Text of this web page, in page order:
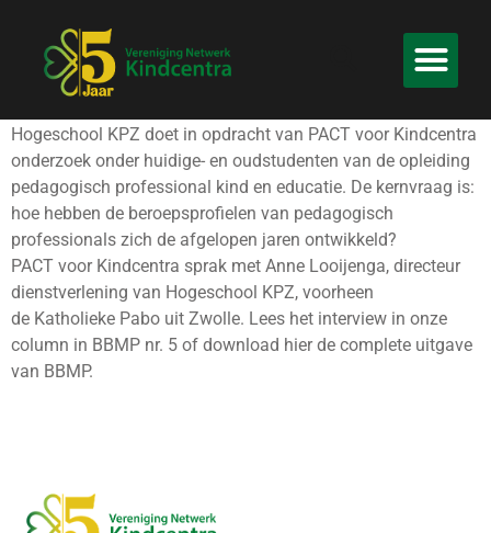
Hogeschool KPZ doet in opdracht van PACT voor Kindcentra
onderzoek onder huidige- en oudstudenten van de opleiding
pedagogisch professional kind en educatie. De kernvraag is:
hoe hebben de beroepsprofielen van pedagogisch
professionals zich de afgelopen jaren ontwikkeld?
PACT voor Kindcentra sprak met Anne Looijenga, directeur
dienstverlening van Hogeschool KPZ, voorheen
de Katholieke Pabo uit Zwolle. Lees het interview in onze
column in BBMP nr. 5 of download hier de complete uitgave
van BBMP.